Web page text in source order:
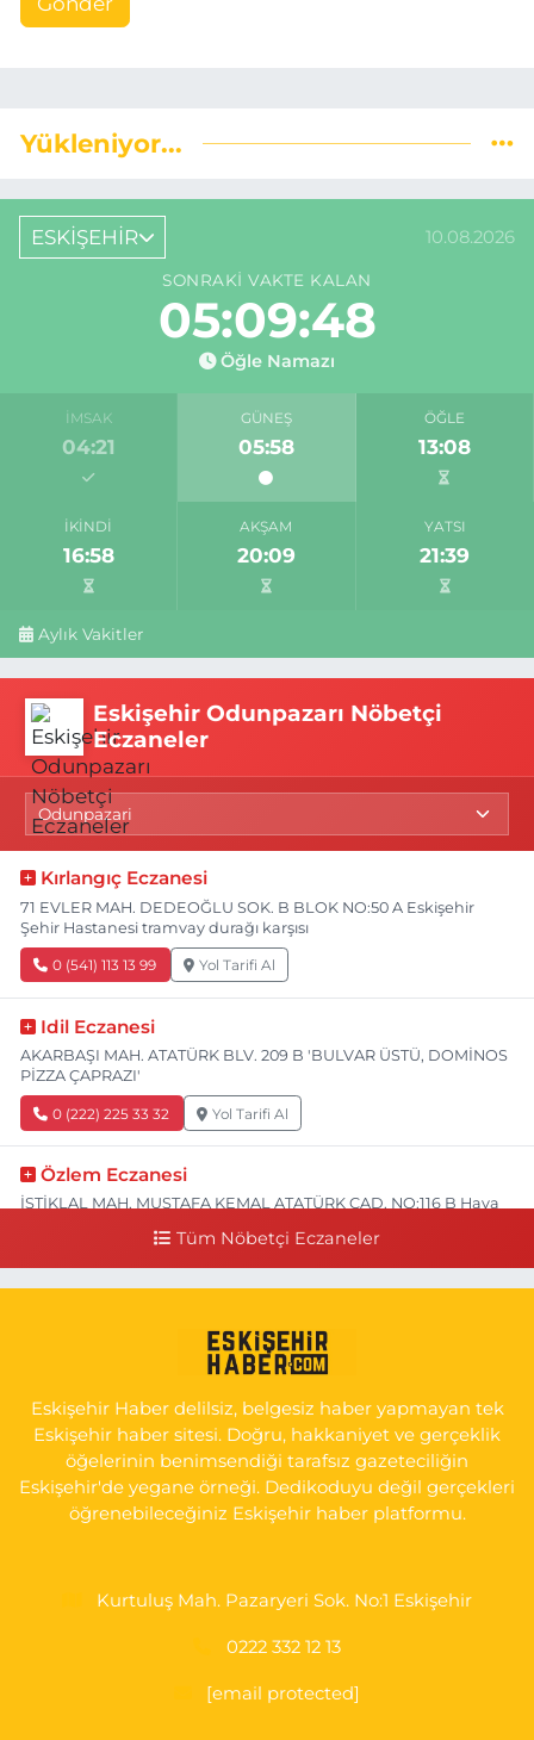
Yükleniyor...
ESKİŞEHİR 10.08.2026
SONRAKI VAKTE KALAN
05:09:47
Öğle Namazı
İMSAK
04:21
GÜNEŞ
05:58
ÖĞLE
13:08
İKINDI
16:58
AKŞAM
20:09
YATSI
21:39
Aylık Vakitler
Eskişehir Odunpazarı Nöbetçi
Eczaneler
Kırlangıç Eczanesi
71 EVLER MAH. DEDEOĞLU SOK. B BLOK NO:50 A Eskişehir
Şehir Hastanesi tramvay durağı karşısı
0 (541) 113 13 99 Yol Tarifi Al
Idil Eczanesi
AKARBAŞI MAH. ATATÜRK BLV. 209 B 'BULVAR ÜSTÜ, DOMİNOS
PİZZA ÇAPRAZI'
0 (222) 225 33 32 Yol Tarifi Al
Özlem Eczanesi
İSTİKLAL MAH. MUSTAFA KEMAL ATATÜRK CAD. NO:116 B Hava
GÖKMEYDAN MAH. ULUS CAD. NO:4 A ADLİYE AŞAĞISI, SARAR
İMAM HATİP YANI, CUMA PAZARI CADDE GİRİŞİ
0 (222) 240 16 67 Yol Tarifi Al
Tüm Nöbetçi Eczaneler
Eskişehir Haber delilsiz, belgesiz haber yapmayan tek
Eskişehir haber sitesi. Doğru, hakkaniyet ve gerçeklik
öğelerinin benimsendiği tarafsız gazeteciliğin
Eskişehir'de yegane örneği. Dedikoduyu değil gerçekleri
öğrenebileceğiniz Eskişehir haber platformu.
Kurtuluş Mah. Pazaryeri Sok. No:1 Eskişehir
0222 332 12 13
[email protected]